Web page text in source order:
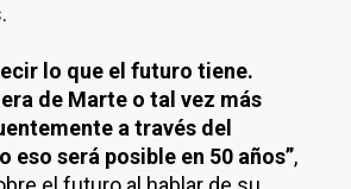
lo que el futuro tiene.
de Marte o tal vez más
a través del
eso será posible en 50 años”,